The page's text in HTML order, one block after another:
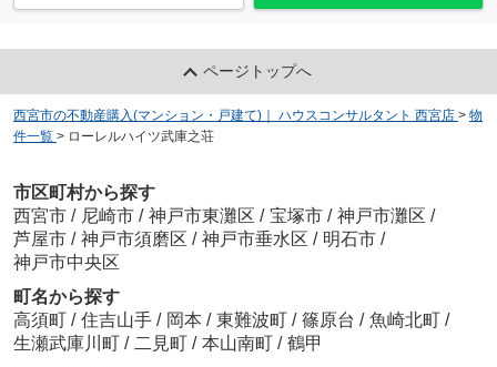
ページトップへ
西宮市の不動産購入(マンション・戸建て)｜ ハウスコンサルタント 西宮店 > 物
件一覧 > ローレルハイツ武庫之荘
市区町村から探す
西宮市 / 尼崎市 / 神戸市東灘区 / 宝塚市 / 神戸市灘区 /
芦屋市 / 神戸市須磨区 / 神戸市垂水区 / 明石市 /
神戸市中央区
町名から探す
高須町 / 住吉山手 / 岡本 / 東難波町 / 篠原台 / 魚崎北町 /
生瀬武庫川町 / 二見町 / 本山南町 / 鶴甲